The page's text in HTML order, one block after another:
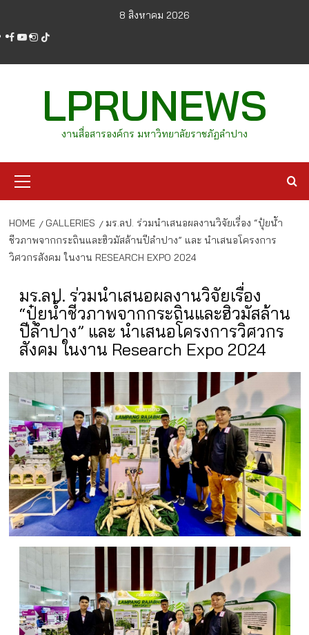
content
8 สิงหาคม 2026
facebook
youtube
instagram
tiktok
LPRUNEWS
งานสื่อสารองค์กร มหาวิทยาลัยราชภัฏลำปาง
Menu
HOME GALLERIES
มร.ลป. ร่วมนำเสนอผลงานวิจัยเรื่อง “ปุ๋ยน้ำ
ชีวภาพจากกระถินและฮิวมัสล้านปีลำปาง” และ นำเสนอโครงการ
วิศวกรสังคม ในงาน RESEARCH EXPO 2024
มร.ลป. ร่วมนำเสนอผลงานวิจัยเรื่อง
“ปุ๋ยน้ำชีวภาพจากกระถินและฮิวมัสล้าน
ปีลำปาง” และ นำเสนอโครงการวิศวกร
สังคม ในงาน Research Expo 2024